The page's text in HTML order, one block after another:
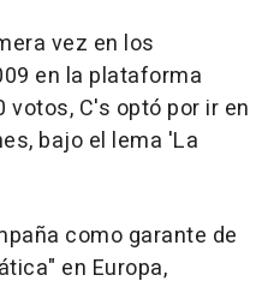
vez en los
en la plataforma
C's optó por ir en
bajo el lema 'La
como garante de
en Europa,